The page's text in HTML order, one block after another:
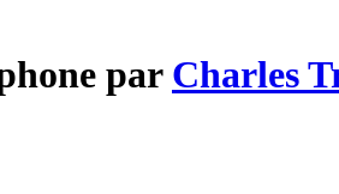
par Charles